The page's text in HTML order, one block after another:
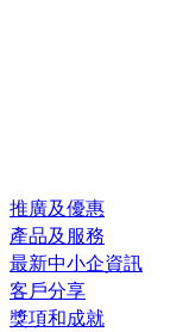
推廣及優惠
產品及服務
最新中小企資訊
客戶分享
獎項和成就